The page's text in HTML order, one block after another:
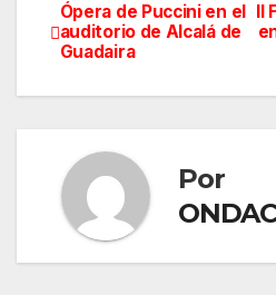
Navegación
de
Ópera de Puccini en el
auditorio de Alcalá de
Guadaira
Por